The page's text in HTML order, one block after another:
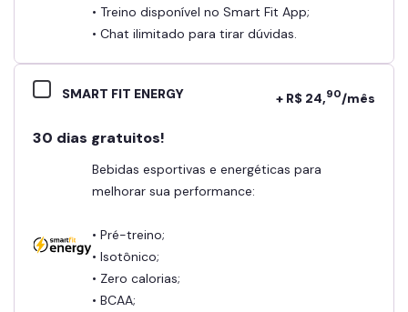
• Treino disponível no Smart Fit App;
• Chat ilimitado para tirar dúvidas.
SMART FIT ENERGY + R$ 24,90/mês
30 dias gratuitos!
Bebidas esportivas e energéticas para
melhorar sua performance:
• Pré-treino;
• Isotônico;
• Zero calorias;
• BCAA;